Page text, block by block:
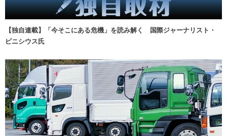
【独自連載】「今そこにある危機」を読み解く 国際ジャーナリスト・
ビニシウス氏